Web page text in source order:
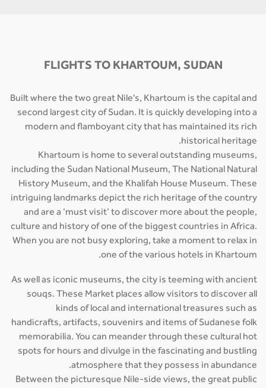
FLIGHTS TO KHARTOUM, SUDAN
Built where the two great Nile's, Khartoum is the capital and
second largest city of Sudan. It is quickly developing into a
modern and flamboyant city that has maintained its rich
historical heritage.
Khartoum is home to several outstanding museums,
including the Sudan National Museum, The National Natural
History Museum, and the Khalifah House Museum. These
intriguing landmarks depict the rich heritage of the country
and are a ‘must visit’ to discover more about the people,
culture and history of one of the biggest countries in Africa.
When you are not busy exploring, take a moment to relax in
one of the various hotels in Khartoum.
As well as iconic museums, the city is teeming with ancient
souqs. These Market places allow visitors to discover all
kinds of local and international treasures such as
handicrafts, artifacts, souvenirs and items of Sudanese folk
memorabilia. You can meander through these cultural hot
spots for hours and divulge in the fascinating and bustling
atmosphere that they possess in abundance.
Between the picturesque Nile-side views, the great public